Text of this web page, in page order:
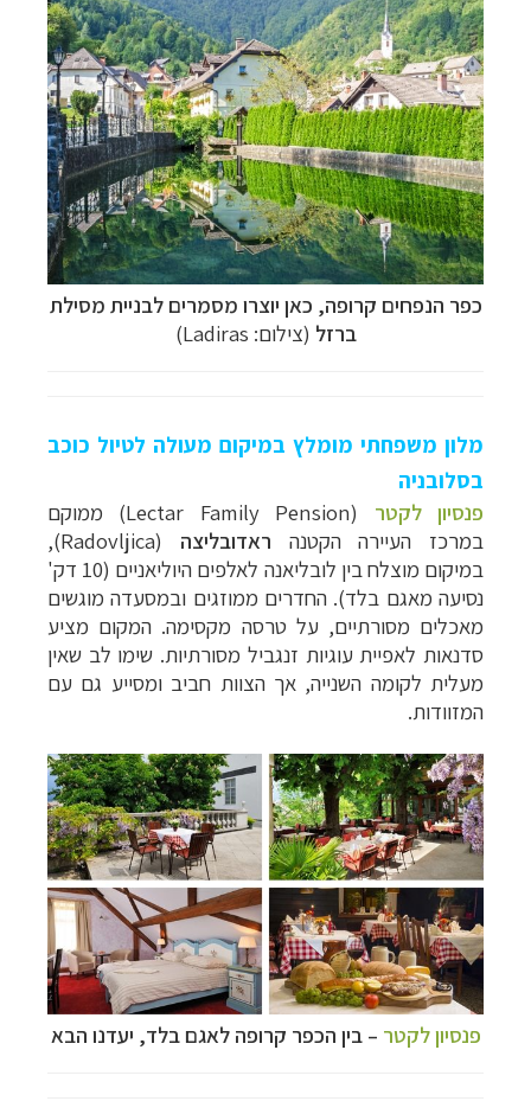
כפר הנפחים קרופה, כאן יוצרו מסמרים לבניית מסילת
ברזל (צילום: Ladiras
)
מלון משפחתי מומלץ במיקום מעולה לטיול כוכב
בסלובניה
פנסיון לקטר
(Lectar Family Pension) ממוקם
במרכז העיירההקטנה ראדובליצה (
Radovljica
),
במיקום מוצלח בין לובליאנה לאלפים היוליאניים (10 דק'
נסיעה מאגם בלד). החדרים ממוזגים ובמסעדה מוגשים
מאכלים מסורתיים, על טרסה מקסימה. המקום מציע
סדנאות לאפיית עוגיות זנגביל מסורתיות. שימו לב שאין
מעלית לקומה השנייה, אך הצוות חביב ומסייע גם עם
המזוודות.
פנסיון לקטר – בין הכפר קרופה לאגם בלד, יעדנו הבא